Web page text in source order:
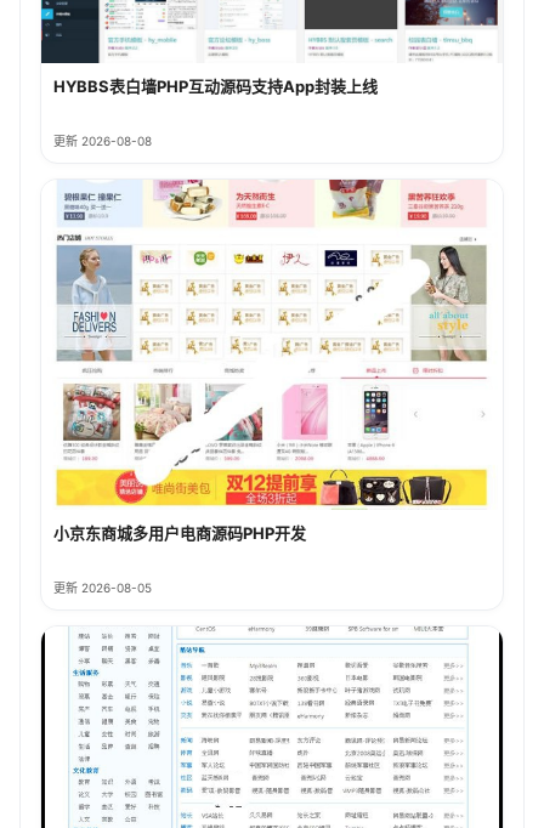
HYBBS表白墙PHP互动源码支持App封装上线
更新 2026-08-08
小京东商城多用户电商源码PHP开发
更新 2026-08-05